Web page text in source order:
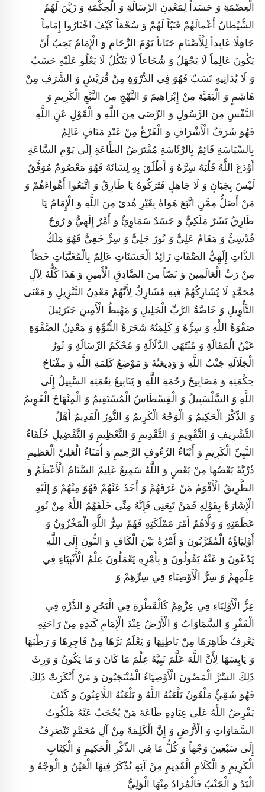
الْعِصْمَةِ وَ حَسَداً لِمَعْدِنِ الرِّسَالَةِ وَ الْحِكْمَةِ وَ زَيَّنَ لَهُمُ
الشَّيْطانُ أَعْمالَهُمْ فَتَبّاً لَهُمْ وَ سُحْقاً كَيْفَ اخْتَارُوا إِمَاماً
جَاهِلًا عَابِداً لِلْأَصْنَامِ جَبَاناً يَوْمَ الزِّحَامِ وَ الْإِمَامُ يَجِبُ أَنْ
يَكُونَ عَالِماً لَا يَجْهَلُ وَ شُجَاعاً لَا يَنْكُلُ لَا يَعْلُو عَلَيْهِ حَسَبٌ
وَ لَا يُدَانِيهِ نَسَبٌ فَهُوَ فِي الذِّرْوَةِ مِنْ قُرَيْشٍ وَ الشَّرَفِ مِنْ
هَاشِمٍ وَ الْبَقِيَّةِ مِنْ إِبْرَاهِيمَ وَ النَّهْجِ مِنَ النَّبْعِ الْكَرِيمِ وَ
النَّفْسِ مِنَ الرَّسُولِ وَ الرِّضَى مِنَ اللَّهِ وَ الْقَوْلِ عَنِ اللَّهِ
فَهُوَ شَرَفُ الْأَشْرَافِ وَ الْفَرْعُ مِنْ عَبْدِ مَنَافٍ عَالِمٌ
بِالسِّيَاسَةِ قَائِمٌ بِالرِّئَاسَةِ مُفْتَرَضُ الطَّاعَةِ إِلَى يَوْمِ السَّاعَةِ
أَوْدَعَ اللَّهُ قَلْبَهُ سِرَّهُ وَ أَطْلَقَ بِهِ لِسَانَهُ فَهُوَ مَعْصُومٌ مُوَفَّقٌ
لَيْسَ بِجَبَانٍ وَ لَا جَاهِلٍ فَتَرَكُوهُ يَا طَارِقُ وَ اتَّبَعُوا أَهْواءَهُمْ وَ
مَنْ أَضَلُّ مِمَّنِ اتَّبَعَ هَواهُ بِغَيْرِ هُدىً مِنَ اللَّهِ وَ الْإِمَامُ يَا
طَارِقُ بَشَرٌ مَلَكِيٌّ وَ جَسَدٌ سَمَاوِيٌّ وَ أَمْرٌ إِلَهِيٌّ وَ رُوحٌ
قُدْسِيٌّ وَ مَقَامٌ عَلِيٌّ وَ نُورٌ جَلِيٌّ وَ سِرٌّ خَفِيٌّ فَهُوَ مَلَكُ
الذَّاتِ إِلَهِيُّ الصِّفَاتِ زَائِدُ الْحَسَنَاتِ عَالِمٌ بِالْمُغَيَّبَاتِ خَصّاً
مِنْ رَبِّ الْعَالَمِينَ وَ نَصّاً مِنَ الصَّادِقِ الْأَمِينِ‏ وَ هَذَا كُلُّهُ لِآلِ
مُحَمَّدٍ لَا يُشَارِكُهُمْ فِيهِ مُشَارِكٌ لِأَنَّهُمْ مَعْدِنُ التَّنْزِيلِ وَ مَعْنَى
التَّأْوِيلِ وَ خَاصَّةُ الرَّبِّ الْجَلِيلِ وَ مَهْبِطُ الْأَمِينِ جَبْرَئِيلَ
صَفْوَةُ اللَّهِ وَ سِرُّهُ وَ كَلِمَتُهُ شَجَرَةُ النُّبُوَّةِ وَ مَعْدِنُ الصَّفْوَةِ
عَيْنُ الْمَقَالَةِ وَ مُنْتَهَى الدَّلَالَةِ وَ مُحْكَمُ الرِّسَالَةِ وَ نُورُ
الْجَلَالَةِ جَنْبُ اللَّهِ وَ وَدِيعَتُهُ وَ مَوْضِعُ كَلِمَةِ اللَّهِ وَ مِفْتَاحُ
حِكْمَتِهِ وَ مَصَابِيحُ رَحْمَةِ اللَّهِ وَ يَنَابِيعُ نِعْمَتِهِ السَّبِيلُ إِلَى
اللَّهِ وَ السَّلْسَبِيلُ وَ الْقِسْطَاسُ الْمُسْتَقِيمُ وَ الْمِنْهَاجُ الْقَوِيمُ
وَ الذِّكْرُ الْحَكِيمُ وَ الْوَجْهُ الْكَرِيمُ وَ النُّورُ الْقَدِيمُ أَهْلُ
التَّشْرِيفِ وَ التَّقْوِيمِ وَ التَّقْدِيمِ وَ التَّعْظِيمِ وَ التَّفْضِيلِ خُلَفَاءُ
النَّبِيِّ الْكَرِيمِ وَ أَبْنَاءُ الرَّءُوفِ الرَّحِيمِ وَ أُمَنَاءُ الْعَلِيِّ الْعَظِيمِ
ذُرِّيَّةً بَعْضُها مِنْ بَعْضٍ وَ اللَّهُ سَمِيعٌ عَلِيمٌ السَّنَامُ الْأَعْظَمُ وَ
الطَّرِيقُ الْأَقْوَمُ مَنْ عَرَفَهُمْ وَ أَخَذَ عَنْهُمْ فَهُوَ مِنْهُمْ وَ إِلَيْهِ
الْإِشَارَةُ بِقَوْلِهِ فَمَنْ تَبِعَنِي فَإِنَّهُ مِنِّي خَلَقَهُمُ اللَّهُ مِنْ نُورِ
عَظَمَتِهِ وَ وَلَّاهُمْ أَمْرَ مَمْلَكَتِهِ فَهُمْ سِرُّ اللَّهِ الْمَخْزُونُ وَ
أَوْلِيَاؤُهُ الْمُقَرَّبُونَ وَ أَمْرُهُ بَيْنَ الْكَافِ وَ النُّونِ إِلَى اللَّهِ
يَدْعُونَ وَ عَنْهُ يَقُولُونَ وَ بِأَمْرِهِ يَعْمَلُونَ عِلْمُ الْأَنْبِيَاءِ فِي
عِلْمِهِمْ وَ سِرُّ الْأَوْصِيَاءِ فِي سِرِّهِمْ وَ
عِزُّ الْأَوْلِيَاءِ فِي عِزِّهِمْ كَالْقَطْرَةِ فِي الْبَحْرِ وَ الذَّرَّةِ فِي
الْقَفْرِ وَ السَّمَاوَاتُ وَ الْأَرْضُ عِنْدَ الْإِمَامِ كَيَدِهِ مِنْ رَاحَتِهِ
يَعْرِفُ ظَاهِرَهَا مِنْ بَاطِنِهَا وَ يَعْلَمُ بَرَّهَا مِنْ فَاجِرِهَا وَ رَطْبَهَا
وَ يَابِسَهَا لِأَنَّ اللَّهَ عَلَّمَ نَبِيَّهُ عِلْمَ مَا كَانَ وَ مَا يَكُونُ وَ وَرِثَ
ذَلِكَ السِّرَّ الْمَصُونَ الْأَوْصِيَاءُ الْمُنْتَجَبُونَ وَ مَنْ أَنْكَرَتْ ذَلِكَ
فَهُوَ شَقِيٌّ مَلْعُونٌ يَلْعَنُهُ اللَّهُ وَ يَلْعَنُهُ اللَّاعِنُونَ وَ كَيْفَ
يَفْرِضُ اللَّهُ عَلَى عِبَادِهِ طَاعَةَ مَنْ يُحْجَبُ عَنْهُ مَلَكُوتُ
السَّمَاوَاتِ وَ الْأَرْضِ وَ إِنَّ الْكَلِمَةَ مِنْ آلِ مُحَمَّدٍ تَنْصَرِفُ
إِلَى سَبْعِينَ وَجْهاً وَ كُلُّ مَا فِي الذِّكْرِ الْحَكِيمِ وَ الْكِتَابِ
الْكَرِيمِ وَ الْكَلَامِ الْقَدِيمِ مِنْ آيَةٍ تُذْكَرُ فِيهَا الْعَيْنُ وَ الْوَجْهُ وَ
الْيَدُ وَ الْجَنْبُ فَالْمُرَادُ مِنْهَا الْوَلِيُّ